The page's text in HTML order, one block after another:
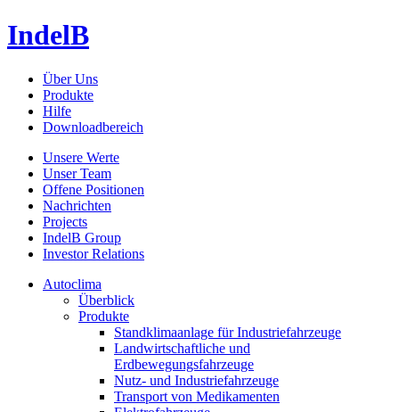
IndelB
Über Uns
Produkte
Hilfe
Downloadbereich
Unsere Werte
Unser Team
Offene Positionen
Nachrichten
Projects
IndelB Group
Investor Relations
Autoclima
Überblick
Produkte
Standklimaanlage für Industriefahrzeuge
Landwirtschaftliche und
Erdbewegungsfahrzeuge
Nutz- und Industriefahrzeuge
Transport von Medikamenten